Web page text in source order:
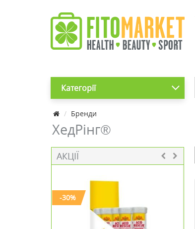
Категорії
Бренди
ХедРінг®
АКЦІЇ
-30%